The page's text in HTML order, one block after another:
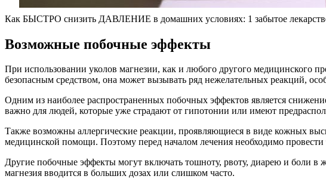
Как БЫСТРО снизить ДАВЛЕНИЕ в домашних условиях: 1 забытое
Возможные побочные эффекты
При использовании уколов магнезии, как и любого другого медицинского
безопасным средством, она может вызывать ряд нежелательных реакций,
Одним из наиболее распространенных побочных эффектов является
важно для людей, которые уже страдают от гипотонии или имеют
Также возможны аллергические реакции, проявляющиеся в виде кожных
медицинской помощи. Поэтому перед началом лечения необходимо провести
Другие побочные эффекты могут включать тошноту, рвоту, диарею и боли в
магнезия вводится в больших дозах или слишком часто.